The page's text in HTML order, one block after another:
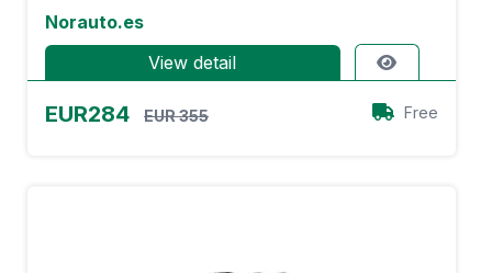
Norauto.es
View detail
EUR284 EUR 355 Free